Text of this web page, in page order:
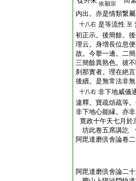
依顯宗
内出。亦是情類繋屬
十八右 是等流性 至
初正示。後簡餘。
理云。身増長位息
故。今擧一邊。二
三簡餘異熟色。彼
刹那實者。理在絶
後續。是無常法非
十八右 非下地威儀
違釋。寶疏頌疏等
非下地心能縁。亦
寛政十午天七月於
坊此卷五席講訖
阿毘達磨倶舍論卷
阿毘達磨倶舍論二